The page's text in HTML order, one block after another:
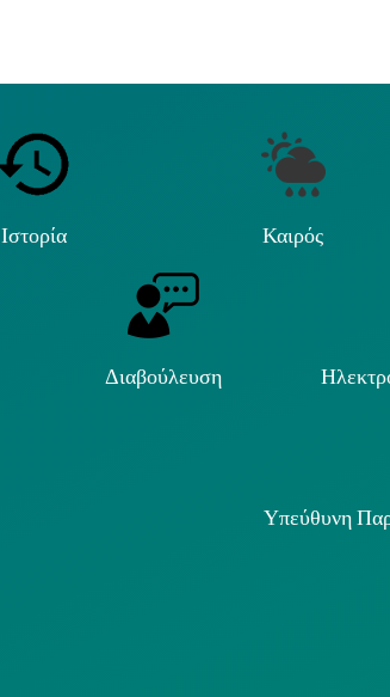
Ιστορία Καιρός
Διαβούλευση
Υπεύθυνη